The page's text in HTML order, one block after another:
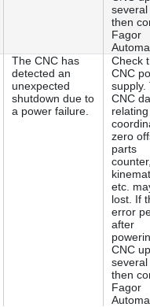
then
Fagor
The CNC has
detected an
unexpected
shutdown due to
a power failure.
Check
CNC
supply.
CNC
zero
parts
etc.
lost. If
error
after
CNC up
then
Fagor